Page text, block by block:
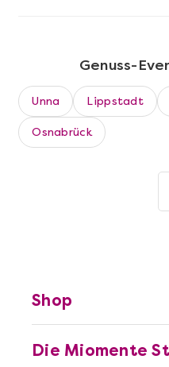
Dortmund
Genuss-
Unna Lippstadt
Osnabrück
Die Miomente
Shop